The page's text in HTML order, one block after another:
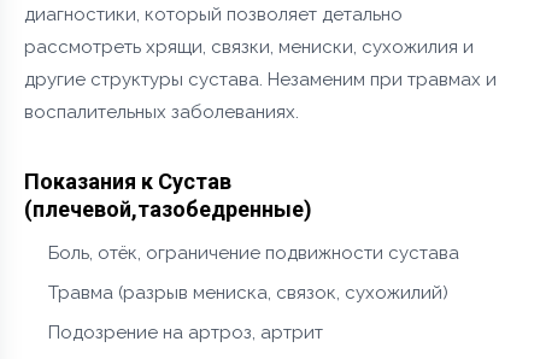
диагностики, который позволяет детально
рассмотреть хрящи, связки, мениски, сухожилия и
другие структуры сустава. Незаменим при травмах и
воспалительных заболеваниях.
Показания к Сустав
(плечевой,тазобедренные)
Боль, отёк, ограничение подвижности сустава
Травма (разрыв мениска, связок, сухожилий)
Подозрение на артроз, артрит